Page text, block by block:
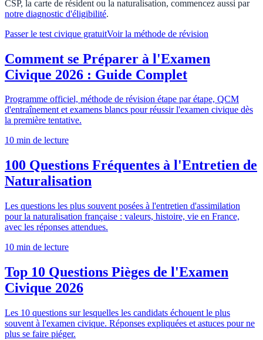
CSP, la carte de résident ou la naturalisation, commencez aussi par
notre diagnostic d'éligibilité.
Passer le test civique gratuitVoir la méthode de révision
Comment se Préparer à l'Examen
Civique 2026 : Guide Complet
Programme officiel, méthode de révision étape par étape, QCM
d'entraînement et examens blancs pour réussir l'examen civique dès
la première tentative.
10 min de lecture
100 Questions Fréquentes à l'Entretien de
Naturalisation
Les questions les plus souvent posées à l'entretien d'assimilation
pour la naturalisation française : valeurs, histoire, vie en France,
avec les réponses attendues.
10 min de lecture
Top 10 Questions Pièges de l'Examen
Civique 2026
Les 10 questions sur lesquelles les candidats échouent le plus
souvent à l'examen civique. Réponses expliquées et astuces pour ne
plus se faire piéger.